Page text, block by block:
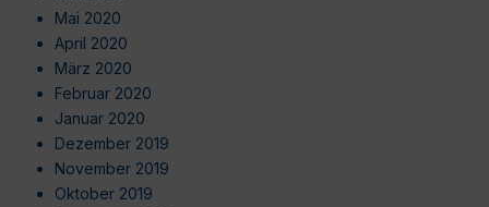
Mai 2020
April 2020
März 2020
Februar 2020
Januar 2020
Dezember 2019
November 2019
Oktober 2019